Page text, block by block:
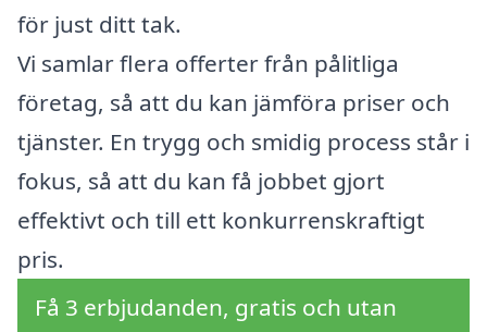
för just ditt tak.
Vi samlar flera offerter från pålitliga
företag, så att du kan jämföra priser och
tjänster. En trygg och smidig process står i
fokus, så att du kan få jobbet gjort
effektivt och till ett konkurrenskraftigt
pris.
Få 3 erbjudanden, gratis och utan